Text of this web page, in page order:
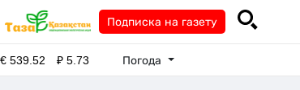
Подписка на газету
€539.52 ₽5.73 Погода